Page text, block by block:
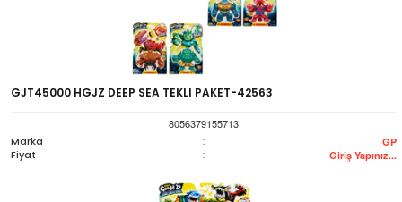
GJT45000 HGJZ DEEP SEA TEKLI PAKET-42563
8056379155713
Marka
: GP
Fiyat : Giriş Yapınız...